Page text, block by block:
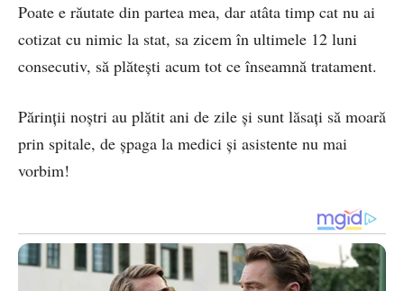
Poate e răutate din partea mea, dar atâta timp cat nu ai
cotizat cu nimic la stat, sa zicem în ultimele 12 luni
consecutiv, să plătești acum tot ce înseamnă tratament.
Părinții noștri au plătit ani de zile și sunt lăsați să moară
prin spitale, de șpaga la medici și asistente nu mai
vorbim!